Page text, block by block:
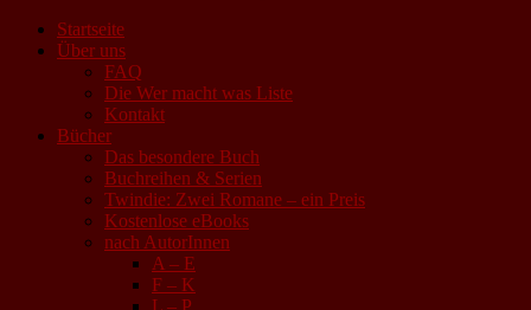
Startseite
Über uns
FAQ
Die Wer macht was Liste
Kontakt
Bücher
Das besondere Buch
Buchreihen & Serien
Twindie: Zwei Romane – ein Preis
Kostenlose eBooks
nach AutorInnen
A – E
F – K
L – P